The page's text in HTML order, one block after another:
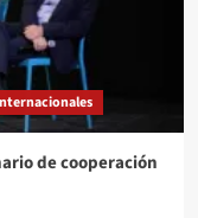
de cooperación